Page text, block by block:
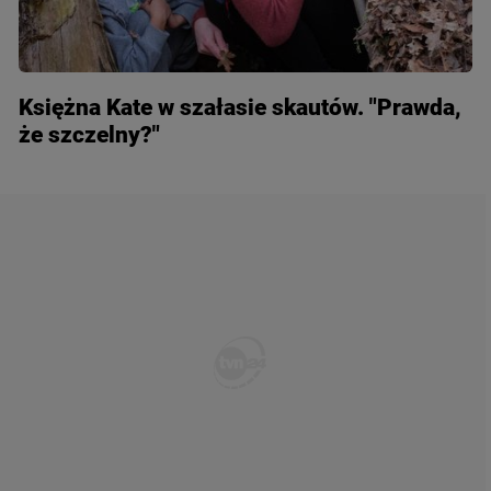
Księżna Kate w szałasie skautów. "Prawda,
że szczelny?"